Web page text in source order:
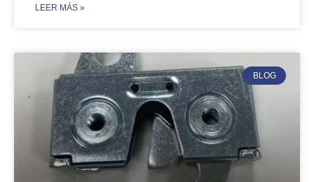
​LEER MÁS »
BLOG